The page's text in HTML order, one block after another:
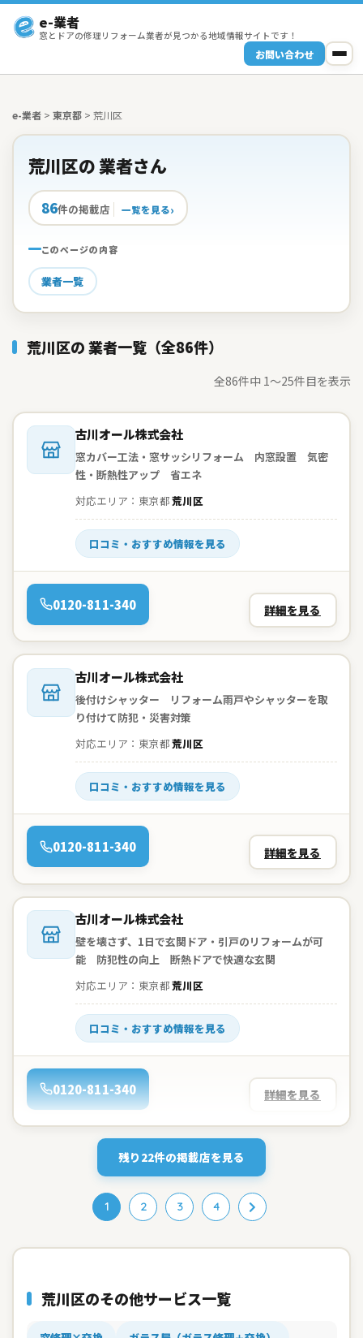
e-業者
窓とドアの修理リフォーム業者が見つかる地域情報サイトです！
お問い合わせ
e-業者 > 東京都 > 荒川区
荒川区の 業者さん
86件の掲載店 一覧を見る
このページの内容
業者一覧
荒川区の 業者一覧（全86件）
全86件中 1〜25件目を表示
会社名：
古川オール株式会社
窓カバー工法・窓サッシリフォーム 内窓設置 気密
性・断熱性アップ 省エネ
対応エリア：東京都荒川区
口コミ・おすすめ情報を見る
電話：
0120-811-340 詳細を見る
会社名：
古川オール株式会社
後付けシャッター リフォーム雨戸やシャッターを取
り付けて防犯・災害対策
対応エリア：東京都荒川区
口コミ・おすすめ情報を見る
電話：
0120-811-340 詳細を見る
会社名：
古川オール株式会社
壁を壊さず、1日で玄関ドア・引戸のリフォームが可
能 防犯性の向上 断熱ドアで快適な玄関
対応エリア：東京都荒川区
口コミ・おすすめ情報を見る
電話：
0120-811-340 詳細を見る
残り22件の掲載店を見る
1 2 3 4
荒川区のその他サービス一覧